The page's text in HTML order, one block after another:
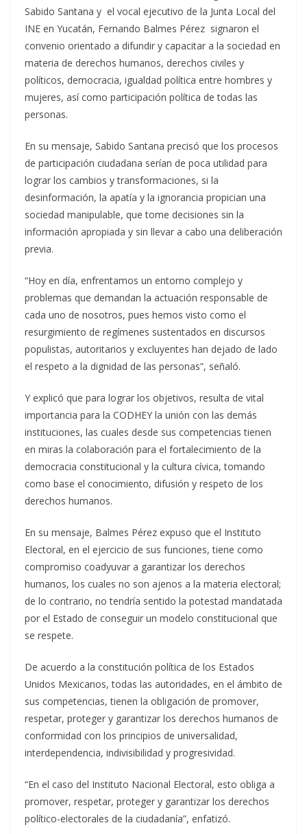
Sabido Santana y el vocal ejecutivo de la Junta Local del
INE en Yucatán, Fernando Balmes Pérez signaron el
convenio orientado a difundir y capacitar a la sociedad en
materia de derechos humanos, derechos civiles y
políticos, democracia, igualdad política entre hombres y
mujeres, así como participación política de todas las
personas.
En su mensaje, Sabido Santana precisó que los procesos
de participación ciudadana serían de poca utilidad para
lograr los cambios y transformaciones, si la
desinformación, la apatía y la ignorancia propician una
sociedad manipulable, que tome decisiones sin la
información apropiada y sin llevar a cabo una deliberación
previa.
“Hoy en día, enfrentamos un entorno complejo y
problemas que demandan la actuación responsable de
cada uno de nosotros, pues hemos visto como el
resurgimiento de regímenes sustentados en discursos
populistas, autoritarios y excluyentes han dejado de lado
el respeto a la dignidad de las personas”, señaló.
Y explicó que para lograr los objetivos, resulta de vital
importancia para la CODHEY la unión con las demás
instituciones, las cuales desde sus competencias tienen
en miras la colaboración para el fortalecimiento de la
democracia constitucional y la cultura cívica, tomando
como base el conocimiento, difusión y respeto de los
derechos humanos.
En su mensaje, Balmes Pérez expuso que el Instituto
Electoral, en el ejercicio de sus funciones, tiene como
compromiso coadyuvar a garantizar los derechos
humanos, los cuales no son ajenos a la materia electoral;
de lo contrario, no tendría sentido la potestad mandatada
por el Estado de conseguir un modelo constitucional que
se respete.
De acuerdo a la constitución política de los Estados
Unidos Mexicanos, todas las autoridades, en el ámbito de
sus competencias, tienen la obligación de promover,
respetar, proteger y garantizar los derechos humanos de
conformidad con los principios de universalidad,
interdependencia, indivisibilidad y progresividad.
“En el caso del Instituto Nacional Electoral, esto obliga a
promover, respetar, proteger y garantizar los derechos
político-electorales de la ciudadanía”, enfatizó.